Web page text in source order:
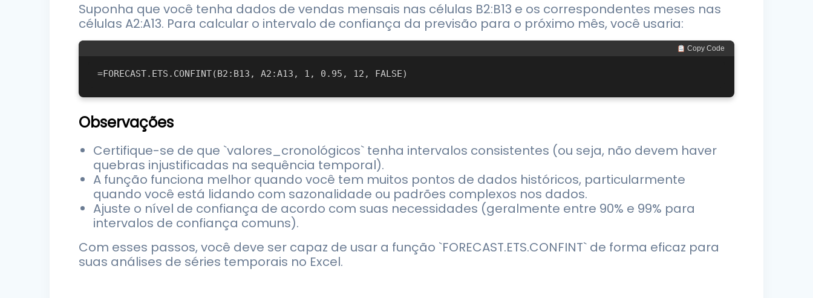
Suponha que você tenha dados de vendas mensais nas células B2:B13 e os correspondentes meses nas
células A2:A13. Para calcular o intervalo de confiança da previsão para o próximo mês, você usaria:
Copy Code
Observações
Certifique-se de que `valores_cronológicos` tenha intervalos consistentes (ou seja, não devem haver
quebras injustificadas na sequência temporal).
A função funciona melhor quando você tem muitos pontos de dados históricos, particularmente
quando você está lidando com sazonalidade ou padrões complexos nos dados.
Ajuste o nível de confiança de acordo com suas necessidades (geralmente entre 90% e 99% para
intervalos de confiança comuns).
Com esses passos, você deve ser capaz de usar a função `FORECAST.ETS.CONFINT` de forma eficaz para
suas análises de séries temporais no Excel.